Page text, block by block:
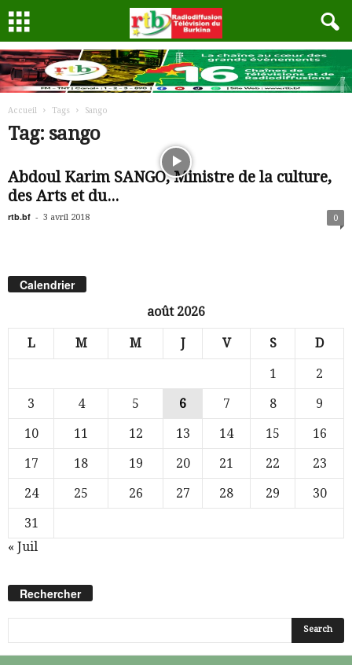
Accueil Tags Sango
Tag: sango
Abdoul Karim SANGO, Ministre de la culture,
des Arts et du...
rtb.bf - 3 avril 2018 0
Calendrier
août 2026
L M M J V S D
1
2
3
4 5 6 7 8
9
10
11 12 13 14 15
16
17
18 19 20 21 22
23
24
25 26 27 28 29
30
31
« Juil
Rechercher